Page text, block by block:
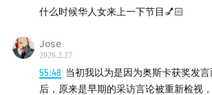
什么时候华人女来上一下节目💅🏻
Jose
2026.2.27
55:48 当初我以为是因为奥斯卡获奖发
后，原来是早期的采访言论被重新检视